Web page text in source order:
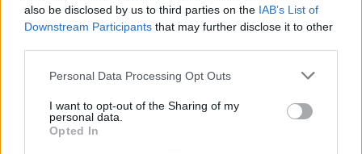
also be disclosed by us to third parties on the IAB’s List of
Downstream Participants that may further disclose it to other
Personal Data Processing Opt Outs
I want to opt-out of the Sharing of my
personal data.
Opted In
Info
Tietosuojalauseke
Mediatiedot
RSS-ohje
Yhteistyössä
Jocka
Päivän Lehti